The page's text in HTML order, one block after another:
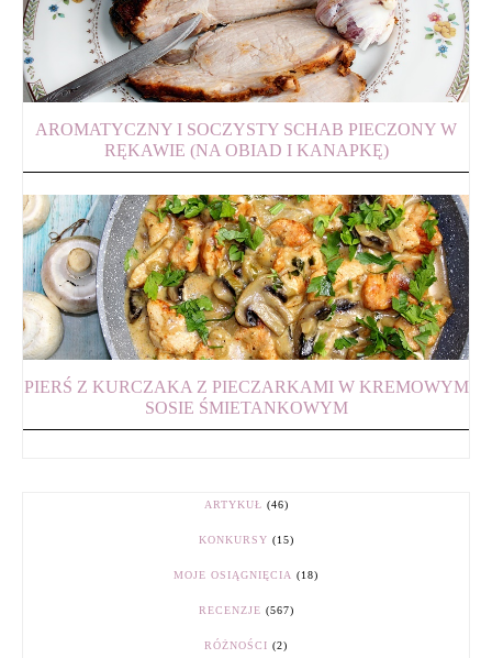
AROMATYCZNY I SOCZYSTY SCHAB PIECZONY W
RĘKAWIE (NA OBIAD I KANAPKĘ)
PIERŚ Z KURCZAKA Z PIECZARKAMI W KREMOWYM
SOSIE ŚMIETANKOWYM
ARTYKUŁ (46)
KONKURSY (15)
MOJE OSIĄGNIĘCIA (18)
RECENZJE (567)
RÓŻNOŚCI (2)